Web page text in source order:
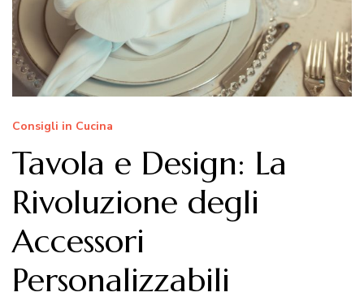
Consigli in Cucina
Tavola e Design: La
Rivoluzione degli
Accessori
Personalizzabili